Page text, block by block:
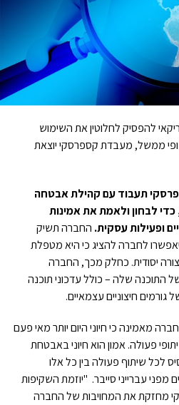
להפסיק לחלוטין את השימוש
ממשל, מעבדת קספרסקי יוצאת
תעבוד עם קהילת אבטחה
כדי לבחון ולאמת את אמינות
ופעילות עסקית. החברה תשיק
לחברה להציג כי היא מטפלת
יסודית. כחלק מכך, החברה
התוכנה שלה – כולל עדכוני תוכנה
גורמים חיצוניים עצמאיים.
מאמינה כי חיוני היום יותר מאי פעם
פעולה. אמון הוא חיוני באבטחת
לכל שיתוף פעולה בין כל אלו
מפני עברייני סייבר. "יוזמת השקיפות
מחזקת את המחויבות של החברה